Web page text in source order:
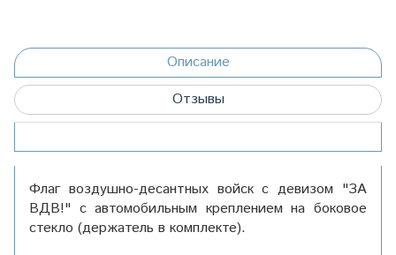
Описание
Отзывы
Флаг воздушно-десантных войск с девизом "ЗА
ВДВ!" с автомобильным креплением на боковое
стекло (держатель в комплекте).